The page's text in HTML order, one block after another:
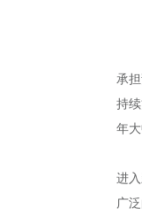
承
持
年
进
广